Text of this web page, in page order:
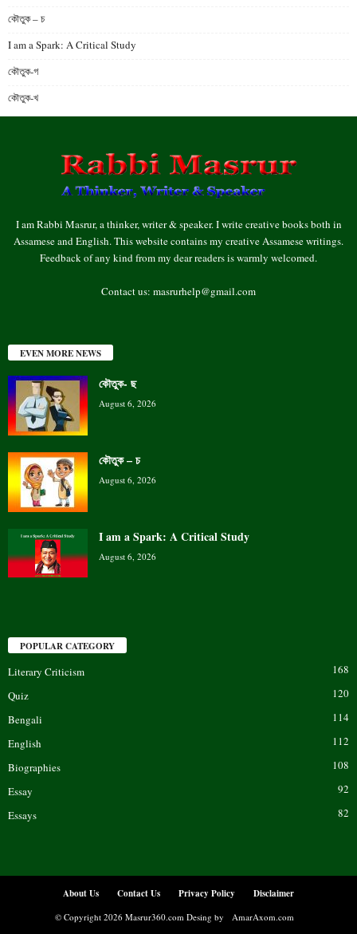
কৌতুক – চ
I am a Spark: A Critical Study
কৌতুক-গ
কৌতুক-খ
I am Rabbi Masrur, a thinker, writer & speaker. I write creative books both in
Assamese and English. This website contains my creative Assamese writings.
Feedback of any kind from my dear readers is warmly welcomed.
Contact us: masrurhelp@gmail.com
EVEN MORE NEWS
কৌতুক- ছ
August 6, 2026
কৌতুক – চ
August 6, 2026
I am a Spark: A Critical Study
August 6, 2026
POPULAR CATEGORY
Literary Criticism
168
Quiz
120
Bengali
114
English
112
Biographies
108
Essay
92
Essays
82
About Us Contact Us Privacy Policy Disclaimer
© Copyright 2026 Masrur360.com Desing by AmarAxom.com